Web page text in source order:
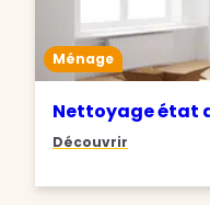
Ménage
Nettoyage état
Découvrir